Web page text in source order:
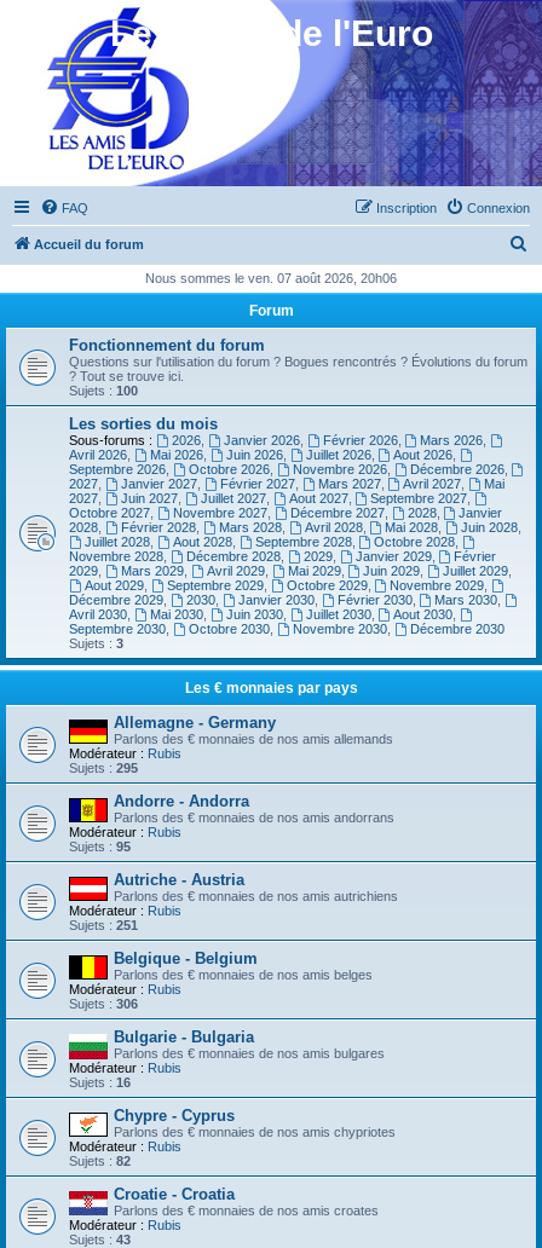
Les Amis de l'Euro
FAQ Connexion
Inscription
Accueil du forum
h
Nous sommes le ven. 07 août 2026, 20h06
Forum
Fonctionnement du forum
Questions sur l'utilisation du forum ? Bogues rencontrés ? Évolutions du forum
? Tout se trouve ici.
Sujets : 100
Les sorties du mois
Sous-forums : 2026, Janvier 2026, Février 2026, Mars 2026
Avril 2026
Mai 2026, Juin 2026, Juillet 2026, Aout 2026
Septembre 2026
Octobre 2026, Novembre 2026, Décembre 2026,
2027
Janvier 2027, Février 2027, Mars 2027, Avril 2027
Mai
2027
Juin 2027, Juillet 2027, Aout 2027, Septembre 2027
Octobre 2027
Novembre 2027, Décembre 2027, 2028,
Janvier
2028
Février 2028, Mars 2028, Avril 2028, Mai 2028 Juin 2028
Juillet 2028, Aout 2028, Septembre 2028, Octobre 2028
Novembre 2028
Décembre 2028, 2029, Janvier 2029,
Février
2029
Mars 2029, Avril 2029, Mai 2029, Juin 2029 Juillet 2029
Aout 2029, Septembre 2029, Octobre 2029, Novembre 2029
Décembre 2029
2030, Janvier 2030, Février 2030, Mars 2030
Avril 2030
Mai 2030, Juin 2030, Juillet 2030, Aout 2030
Septembre 2030
Octobre 2030, Novembre 2030,
Décembre 2030
Sujets : 3
Les € monnaies par pays
Allemagne - Germany
Parlons des € monnaies de nos amis allemands
Modérateur : Rubis
Sujets : 295
Andorre - Andorra
Parlons des € monnaies de nos amis andorrans
Modérateur : Rubis
Sujets : 95
Autriche - Austria
Parlons des € monnaies de nos amis autrichiens
Modérateur : Rubis
Sujets : 251
Belgique - Belgium
Parlons des € monnaies de nos amis belges
Modérateur : Rubis
Sujets : 306
Bulgarie - Bulgaria
Parlons des € monnaies de nos amis bulgares
Modérateur : Rubis
Sujets : 16
Chypre - Cyprus
Parlons des € monnaies de nos amis chypriotes
Modérateur : Rubis
Sujets : 82
Croatie - Croatia
Parlons des € monnaies de nos amis croates
Modérateur : Rubis
Sujets : 43